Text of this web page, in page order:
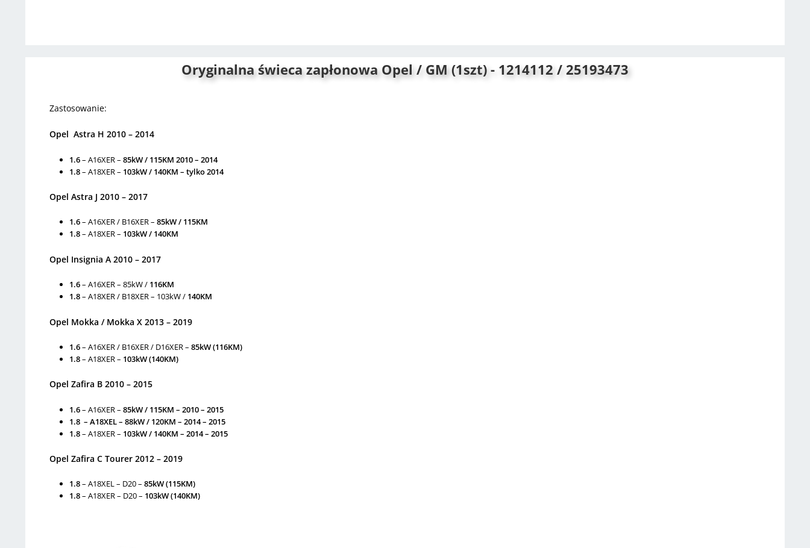
e
:
Oryginalna świeca zapłonowa Opel / GM (1szt) - 1214112 / 25193473
Zastosowanie:
Opel Astra H 2010 – 2014
1.6– A16XER – 85kW / 115KM 2010 – 2014
1.8– A18XER – 103kW / 140KM – tylko 2014
Opel Astra J 2010 – 2017
1.6– A16XER / B16XER – 85kW / 115KM
1.8– A18XER – 103kW / 140KM
Opel Insignia A 2010 – 2017
1.6– A16XER – 85kW / 116KM
1.8– A18XER / B18XER – 103kW / 140KM
Opel Mokka / Mokka X 2013 – 2019
1.6– A16XER / B16XER / D16XER –85kW (116KM)
1.8– A18XER – 103kW (140KM)
Opel Zafira B 2010 – 2015
1.6– A16XER – 85kW / 115KM – 2010 – 2015
1.8 – A18XEL – 88kW / 120KM – 2014 – 2015
1.8– A18XER – 103kW / 140KM – 2014 – 2015
Opel Zafira C Tourer 2012 – 2019
1.8– A18XEL – D20 –85kW (115KM)
1.8– A18XER – D20 – 103kW (140KM)